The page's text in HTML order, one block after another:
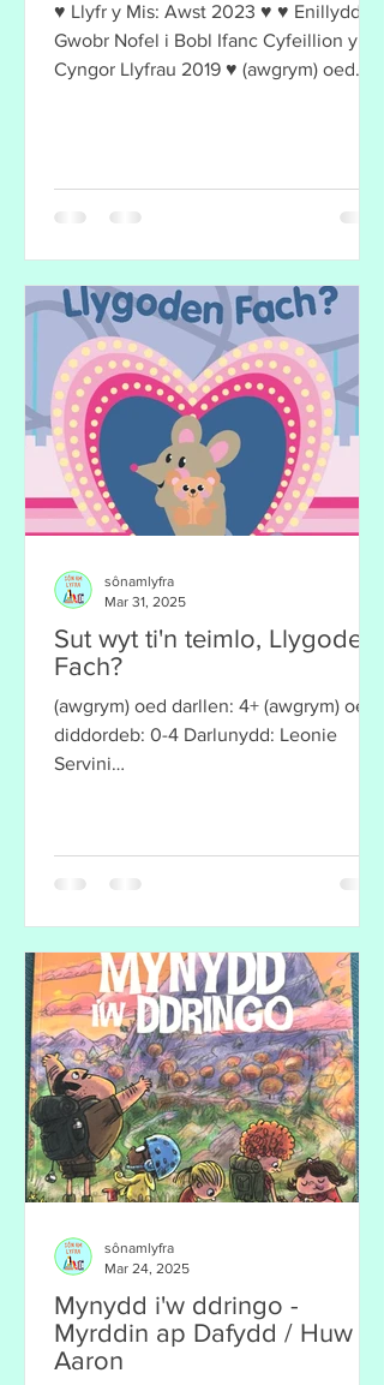
♥ Llyfr y Mis: Awst 2023 ♥ ♥ Enillydd
Gwobr Nofel i Bobl Ifanc Cyfeillion y
Cyngor Llyfrau 2019 ♥ (awgrym) oed
Sut wyt ti'n teimlo, Llygoden
Fach?
(awgrym) oed darllen: 4+ (awgrym) oed
diddordeb: 0-4 Darlunydd: Leonie
Servini
sônamlyfra
Mar 31, 2025
Mynydd i'w ddringo -
Myrddin ap Dafydd / Huw
Aaron
sônamlyfra
Mar 24, 2025